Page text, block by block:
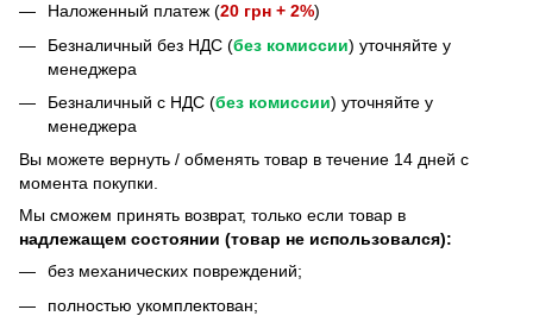
Наложенный платеж (20 грн + 2%)
Безналичный без НДС (без комиссии) уточняйте у
менеджера
Безналичный с НДС (без комиссии) уточняйте у
менеджера
Bы можете вернуть / обменять товар в течение 14 дней с
момента покупки.
Мы сможем принять возврат, только если товар в
надлежащем состоянии (товар не использовался):
без механических повреждений;
полностью укомплектован;